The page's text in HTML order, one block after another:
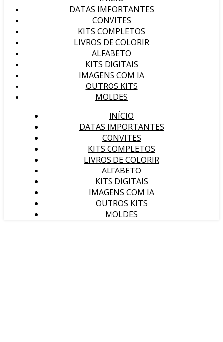
DATAS IMPORTANTES
CONVITES
KITS COMPLETOS
LIVROS DE COLORIR
ALFABETO
KITS DIGITAIS
IMAGENS COM IA
OUTROS KITS
MOLDES
INÍCIO
DATAS IMPORTANTES
CONVITES
KITS COMPLETOS
LIVROS DE COLORIR
ALFABETO
KITS DIGITAIS
IMAGENS COM IA
OUTROS KITS
MOLDES